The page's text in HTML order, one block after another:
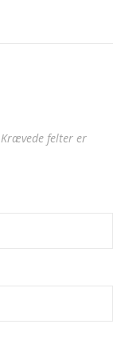
Krævede felter er